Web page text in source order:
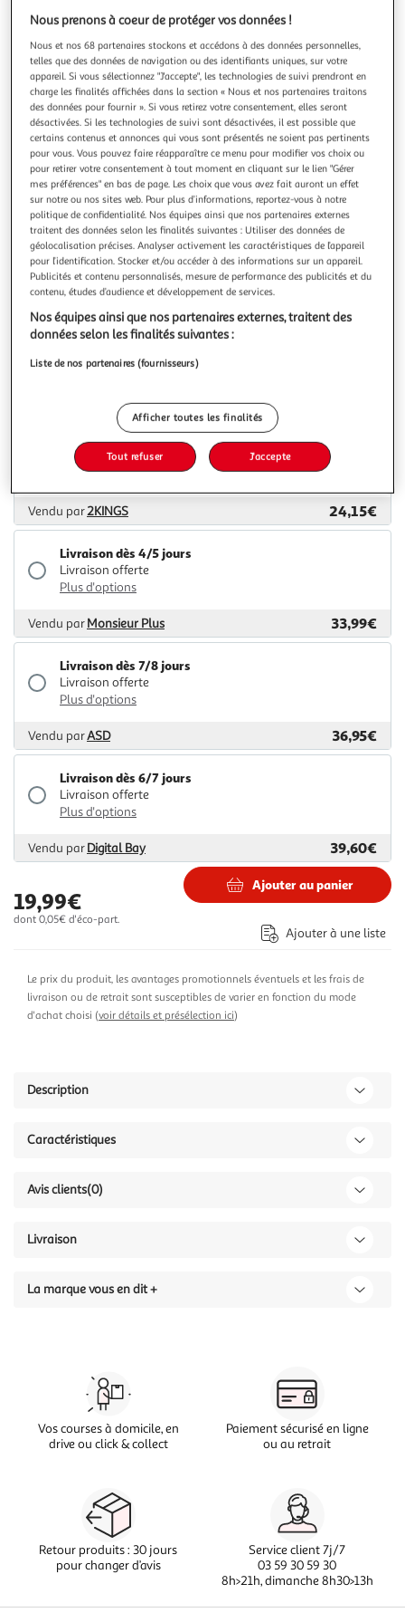
précédentesuivante
LOGITECH
Souris sans fil pebble 2 m350s graphite
Verticale : Non Alimentation : 1 Pile AA Bouton marche /
arrêt : Oui Compatible : Mac
En savoir +
Vendu parBoulanger
Livr. ou retrait dès 3/4 jours
A partir de 2,99€
Plus d'options
Vendu parBoulanger
Retrait dès 1/2 semaines
Plus d'options
Multishop
Livraison dès 4/5 jours
4,99€
Plus d'options
Vendu par2KINGS 24,15€
Livraison dès 4/5 jours
Livraison offerte
Plus d'options
Vendu parMonsieur Plus 33,99€
Livraison dès 7/8 jours
Livraison offerte
Plus d'options
Vendu parASD 36,95€
Livraison dès 6/7 jours
Livraison offerte
Plus d'options
Vendu parDigital Bay 39,60€
19,99€
dont 0,05€ d'éco-part.
Ajouter au panier
Ajouter à une liste
Le prix du produit, les avantages promotionnels éventuels et les frais de
livraison ou de retrait sont susceptibles de varier en fonction du mode
d'achat choisi (voir détails et présélection ici)
Description
Caractéristiques
Avis clients(0)
Livraison
La marque vous en dit +
Vos courses à domicile, en
drive ou click & collect
Paiement sécurisé en ligne
ou au retrait
Retour produits : 30 jours
pour changer d’avis
Service client 7j/7
03 59 30 59 30
8h>21h, dimanche 8h30>13h
Nous prenons à coeur de protéger vos données !
Nous et nos 68 partenaires stockons et accédons à des données personnelles,
telles que des données de navigation ou des identifiants uniques, sur votre
appareil. Si vous sélectionnez "J'accepte", les technologies de suivi prendront en
charge les finalités affichées dans la section « Nous et nos partenaires traitons
des données pour fournir ». Si vous retirez votre consentement, elles seront
désactivées. Si les technologies de suivi sont désactivées, il est possible que
certains contenus et annonces qui vous sont présentés ne soient pas pertinents
pour vous. Vous pouvez faire réapparaître ce menu pour modifier vos choix ou
pour retirer votre consentement à tout moment en cliquant sur le lien "Gérer
mes préférences" en bas de page. Les choix que vous avez fait auront un effet
sur notre ou nos sites web. Pour plus d’informations, reportez-vous à notre
politique de confidentialité. Nos équipes ainsi que nos partenaires externes
traitent des données selon les finalités suivantes : Utiliser des données de
géolocalisation précises. Analyser activement les caractéristiques de l’appareil
pour l’identification. Stocker et/ou accéder à des informations sur un appareil.
Publicités et contenu personnalisés, mesure de performance des publicités et du
contenu, études d’audience et développement de services.
Nos équipes ainsi que nos partenaires externes, traitent des
données selon les finalités suivantes :
Liste de nos partenaires (fournisseurs)
Afficher toutes les finalités
Tout refuser J'accepte